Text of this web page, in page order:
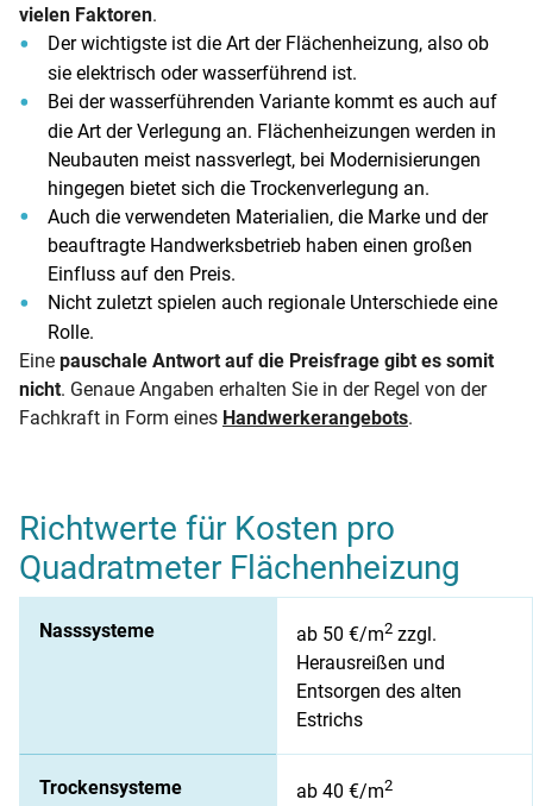
vielen Faktoren.
Der wichtigste ist die Art der Flächenheizung, also ob
sie elektrisch oder wasserführend ist.
Bei der wasserführenden Variante kommt es auch auf
die Art der Verlegung an. Flächenheizungen werden in
Neubauten meist nassverlegt, bei Modernisierungen
hingegen bietet sich die Trockenverlegung an.
Auch die verwendeten Materialien, die Marke und der
beauftragte Handwerksbetrieb haben einen großen
Einfluss auf den Preis.
Nicht zuletzt spielen auch regionale Unterschiede eine
Rolle.
Eine pauschale Antwort auf die Preisfrage gibt es somit
nicht. Genaue Angaben erhalten Sie in der Regel von der
Fachkraft in Form eines Handwerkerangebots.
Richtwerte für Kosten pro
Quadratmeter Flächenheizung
Nasssysteme
ab 50 €/m2 zzgl.
Herausreißen und
Entsorgen des alten
Estrichs
Trockensysteme ab 40 €/m2